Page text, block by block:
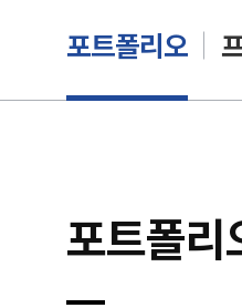
포트폴리오
포트폴리